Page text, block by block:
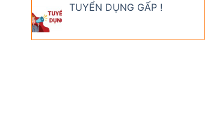
TUYỂN DỤNG GẤP !